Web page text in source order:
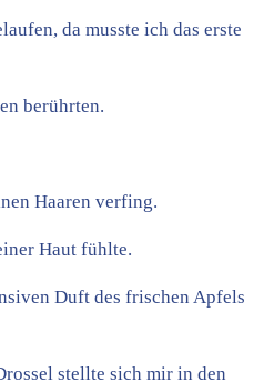
da musste ich das erste
berührten.
Haaren verfing.
Haut fühlte.
Duft des frischen Apfels
stellte sich mir in den